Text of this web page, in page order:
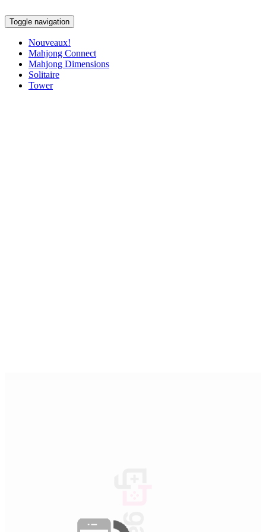
Toggle navigation
Nouveaux!
Mahjong Connect
Mahjong Dimensions
Solitaire
Tower